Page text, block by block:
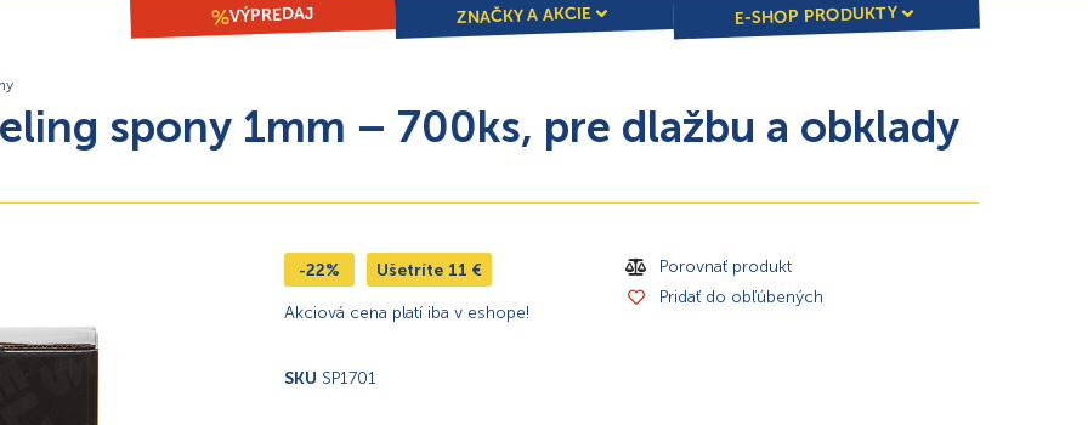
VÝPREDAJ ZNAČKY A AKCIE E-SHOP PRODUKTY
spony 1mm – 700ks, pre dlažbu a obklady
-22% Ušetríte 11 €
Akciová cena platí iba v eshope!
SKU SP1701
Porovnať produkt
Pridať do obľúbených